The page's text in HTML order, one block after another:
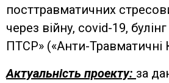
посттравматичних
через війну, covid-19,
ПТСР» («Анти-Травматичні
Актуальність проекту: за